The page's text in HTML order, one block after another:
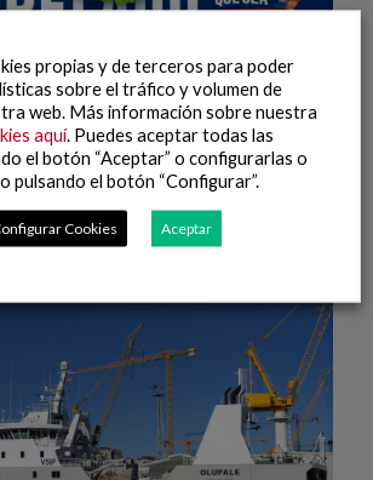
Pescanova destaca la versatilidad y
en su nueva campaña de verano
propias y de terceros para poder
sobre el tráfico y volumen de
web. Más información sobre nuestra
aquí. Puedes aceptar todas las
el botón “Aceptar” o configurarlas o
pulsando el botón “Configurar”.
Cookies Aceptar